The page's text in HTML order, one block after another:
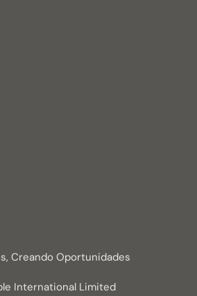
Creando Oportunidades
International Limited